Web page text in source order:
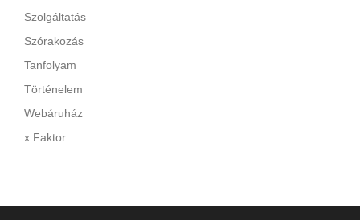
Szolgáltatás
Szórakozás
Tanfolyam
Történelem
Webáruház
x Faktor